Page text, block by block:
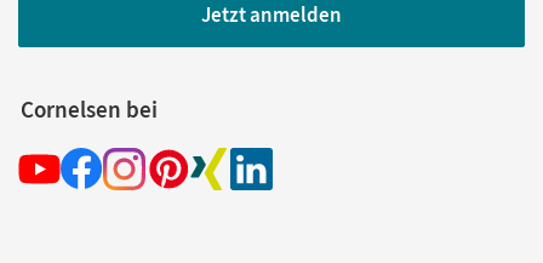
Jetzt anmelden
Cornelsen bei